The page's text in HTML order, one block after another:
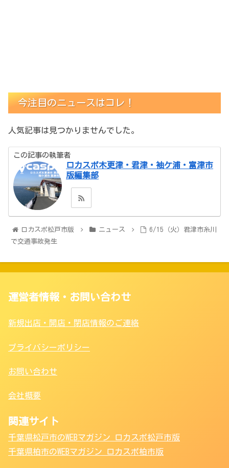
今注目のニュースはコレ！
人気記事は見つかりませんでした。
この記事の執筆者
ロカスポ木更津・君津・袖ケ浦・富津市
版編集部
ロカスポ松戸市版 ニュース
6/15（火）君津市糸川
で交通事故発生
運営者情報・お問い合わせ
新規出店・開店・閉店情報のご連絡
プライバシーポリシー
お問い合わせ
会社概要
関連サイト
千葉県松戸市のWEBマガジン ロカスポ松戸市版
千葉県柏市のWEBマガジン ロカスポ柏市版